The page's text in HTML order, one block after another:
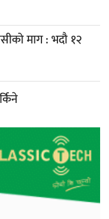
माग : भदौ १२